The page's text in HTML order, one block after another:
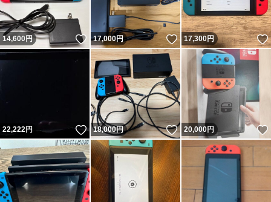
14,600 円 いいね！
17,000円 いいね！
17,300円
22,222円 いいね！
18,000円 いいね！
20,000円